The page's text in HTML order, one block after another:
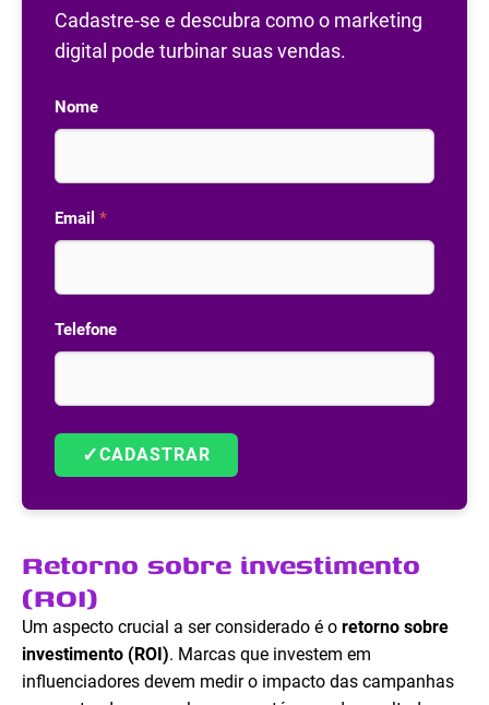
Cadastre-se e descubra como o marketing
digital pode turbinar suas vendas.
Nome
Email *
Telefone
✓CADASTRAR
Retorno sobre investimento
(ROI)
Um aspecto crucial a ser considerado é o retorno sobre
investimento (ROI). Marcas que investem em
influenciadores devem medir o impacto das campanhas